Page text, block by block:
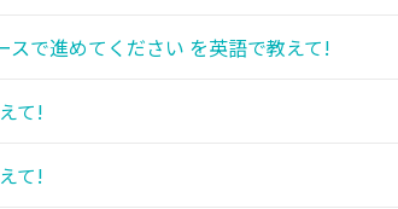
スで進めてください を英語で教えて!
て!
て!